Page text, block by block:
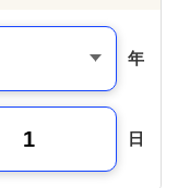
年
日